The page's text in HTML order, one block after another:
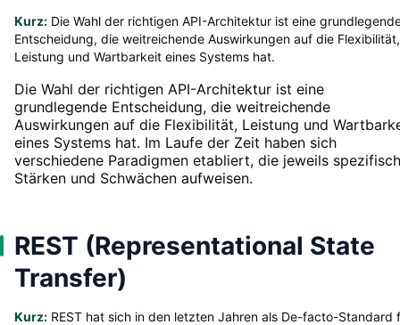
Kurz: Die Wahl der richtigen API-Architektur ist eine
Entscheidung, die weitreichende Auswirkungen auf die Flexibilität,
Leistung und Wartbarkeit eines Systems hat.
Die Wahl der richtigen API-Architektur ist eine
grundlegende Entscheidung, die weitreichende
Auswirkungen auf die Flexibilität, Leistung und
eines Systems hat. Im Laufe der Zeit haben sich
verschiedene Paradigmen etabliert, die jeweils
Stärken und Schwächen aufweisen.
REST (Representational State
Transfer)
Kurz: REST hat sich in den letzten Jahren als De-facto-Standard